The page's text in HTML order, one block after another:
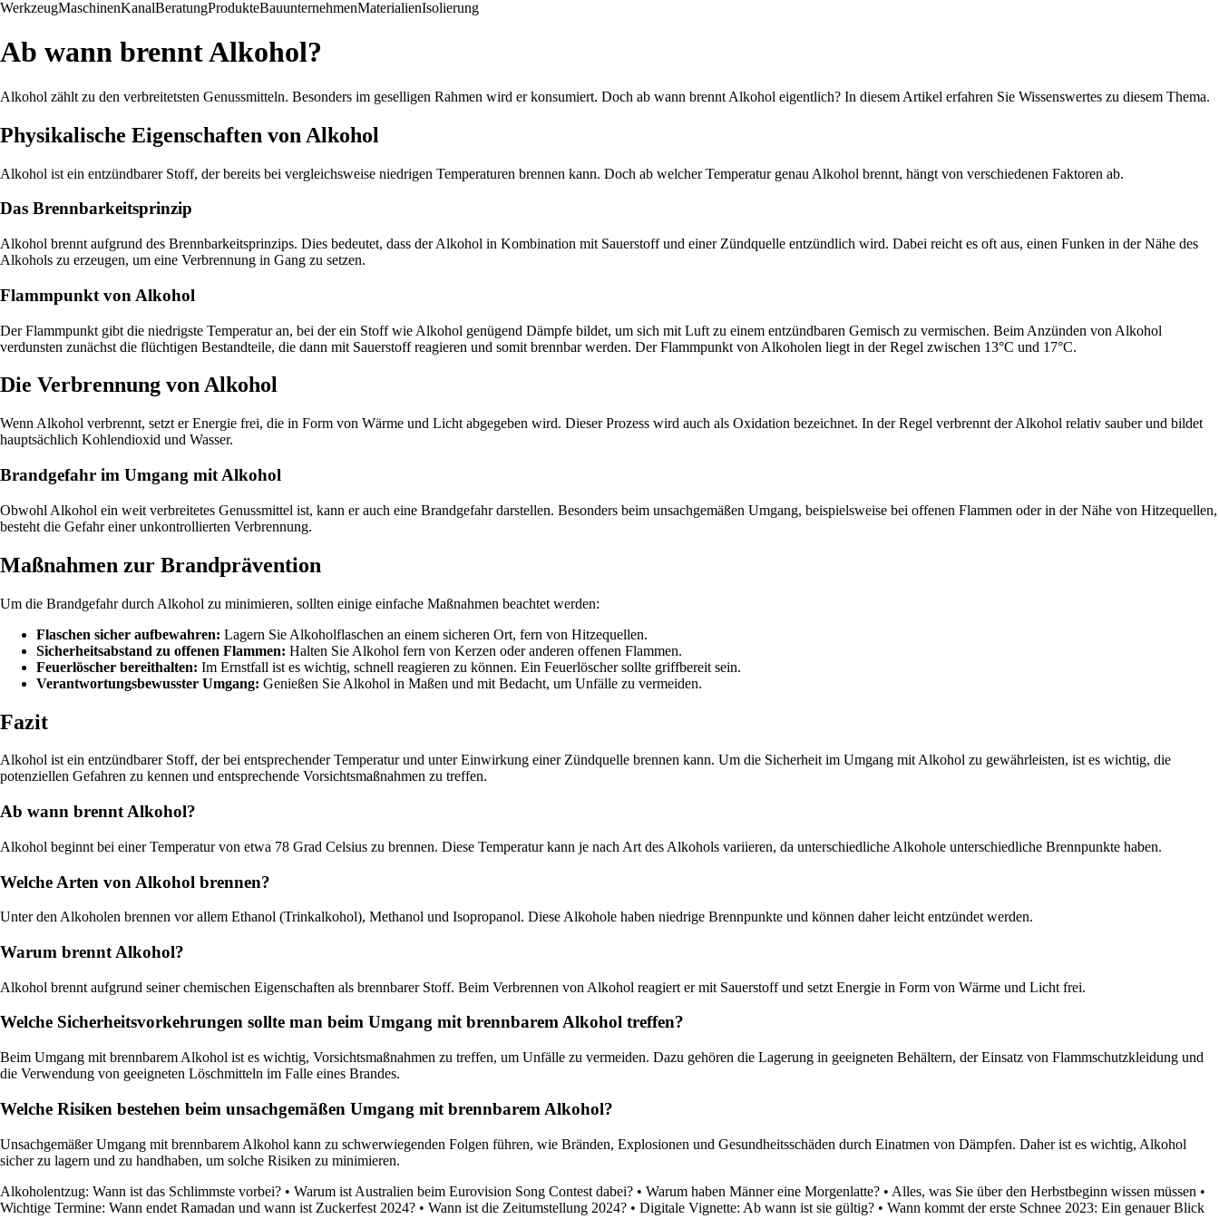
WerkzeugMaschinenKanalBeratungProdukteBauunternehmenMaterialienIsolierung
Ab wann brennt Alkohol?
Alkohol zählt zu den verbreitetsten Genussmitteln. Besonders im geselligen Rahmen wird er konsumiert. Doch ab wann brennt Alkohol eigentlich? In diesem Artikel erfahren Sie Wissenswertes zu diesem Thema.
Physikalische Eigenschaften von Alkohol
Alkohol ist ein entzündbarer Stoff, der bereits bei vergleichsweise niedrigen Temperaturen brennen kann. Doch ab welcher Temperatur genau Alkohol brennt, hängt von verschiedenen Faktoren ab.
Das Brennbarkeitsprinzip
Alkohol brennt aufgrund des Brennbarkeitsprinzips. Dies bedeutet, dass der Alkohol in Kombination mit Sauerstoff und einer Zündquelle entzündlich wird. Dabei reicht es oft aus, einen Funken in der Nähe des
Alkohols zu erzeugen, um eine Verbrennung in Gang zu setzen.
Flammpunkt von Alkohol
Der Flammpunkt gibt die niedrigste Temperatur an, bei der ein Stoff wie Alkohol genügend Dämpfe bildet, um sich mit Luft zu einem entzündbaren Gemisch zu vermischen. Beim Anzünden von Alkohol
verdunsten zunächst die flüchtigen Bestandteile, die dann mit Sauerstoff reagieren und somit brennbar werden. Der Flammpunkt von Alkoholen liegt in der Regel zwischen 13°C und 17°C.
Die Verbrennung von Alkohol
Wenn Alkohol verbrennt, setzt er Energie frei, die in Form von Wärme und Licht abgegeben wird. Dieser Prozess wird auch als Oxidation bezeichnet. In der Regel verbrennt der Alkohol relativ sauber und bildet
hauptsächlich Kohlendioxid und Wasser.
Brandgefahr im Umgang mit Alkohol
Obwohl Alkohol ein weit verbreitetes Genussmittel ist, kann er auch eine Brandgefahr darstellen. Besonders beim unsachgemäßen Umgang, beispielsweise bei offenen Flammen oder in der Nähe von Hitzequellen,
besteht die Gefahr einer unkontrollierten Verbrennung.
Maßnahmen zur Brandprävention
Um die Brandgefahr durch Alkohol zu minimieren, sollten einige einfache Maßnahmen beachtet werden:
Flaschen sicher aufbewahren: Lagern Sie Alkoholflaschen an einem sicheren Ort, fern von Hitzequellen.
Sicherheitsabstand zu offenen Flammen: Halten Sie Alkohol fern von Kerzen oder anderen offenen Flammen.
Feuerlöscher bereithalten: Im Ernstfall ist es wichtig, schnell reagieren zu können. Ein Feuerlöscher sollte griffbereit sein.
Verantwortungsbewusster Umgang: Genießen Sie Alkohol in Maßen und mit Bedacht, um Unfälle zu vermeiden.
Fazit
Alkohol ist ein entzündbarer Stoff, der bei entsprechender Temperatur und unter Einwirkung einer Zündquelle brennen kann. Um die Sicherheit im Umgang mit Alkohol zu gewährleisten, ist es wichtig, die
potenziellen Gefahren zu kennen und entsprechende Vorsichtsmaßnahmen zu treffen.
Ab wann brennt Alkohol?
Alkohol beginnt bei einer Temperatur von etwa 78 Grad Celsius zu brennen. Diese Temperatur kann je nach Art des Alkohols variieren, da unterschiedliche Alkohole unterschiedliche Brennpunkte haben.
Welche Arten von Alkohol brennen?
Unter den Alkoholen brennen vor allem Ethanol (Trinkalkohol), Methanol und Isopropanol. Diese Alkohole haben niedrige Brennpunkte und können daher leicht entzündet werden.
Warum brennt Alkohol?
Alkohol brennt aufgrund seiner chemischen Eigenschaften als brennbarer Stoff. Beim Verbrennen von Alkohol reagiert er mit Sauerstoff und setzt Energie in Form von Wärme und Licht frei.
Welche Sicherheitsvorkehrungen sollte man beim Umgang mit brennbarem Alkohol treffen?
Beim Umgang mit brennbarem Alkohol ist es wichtig, Vorsichtsmaßnahmen zu treffen, um Unfälle zu vermeiden. Dazu gehören die Lagerung in geeigneten Behältern, der Einsatz von Flammschutzkleidung und
die Verwendung von geeigneten Löschmitteln im Falle eines Brandes.
Welche Risiken bestehen beim unsachgemäßen Umgang mit brennbarem Alkohol?
Unsachgemäßer Umgang mit brennbarem Alkohol kann zu schwerwiegenden Folgen führen, wie Bränden, Explosionen und Gesundheitsschäden durch Einatmen von Dämpfen. Daher ist es wichtig, Alkohol
sicher zu lagern und zu handhaben, um solche Risiken zu minimieren.
Alkoholentzug: Wann ist das Schlimmste vorbei? • Warum ist Australien beim Eurovision Song Contest dabei? • Warum haben Männer eine Morgenlatte? • Alles, was Sie über den Herbstbeginn wissen müssen •
Wichtige Termine: Wann endet Ramadan und wann ist Zuckerfest 2024? • Wann ist die Zeitumstellung 2024? • Digitale Vignette: Ab wann ist sie gültig? • Wann kommt der erste Schnee 2023: Ein genauer Blick